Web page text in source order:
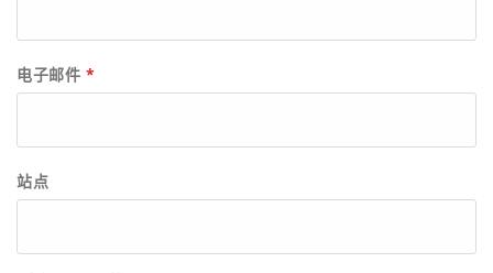
电子邮件 *
站点